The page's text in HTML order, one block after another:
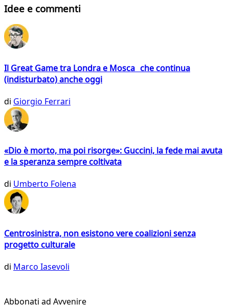
Idee e commenti
Il Great Game tra Londra e Mosca che continua
(indisturbato) anche oggi
di Giorgio Ferrari
«Dio è morto, ma poi risorge»: Guccini, la fede mai avuta
e la speranza sempre coltivata
di Umberto Folena
Centrosinistra, non esistono vere coalizioni senza
progetto culturale
di Marco Iasevoli
Abbonati ad Avvenire